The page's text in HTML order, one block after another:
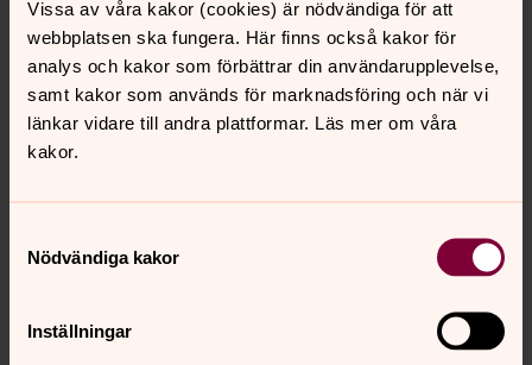
Vissa av våra kakor (cookies) är nödvändiga för att
webbplatsen ska fungera. Här finns också kakor för
analys och kakor som förbättrar din användarupplevelse,
samt kakor som används för marknadsföring och när vi
länkar vidare till andra plattformar. Läs mer om våra
kakor.
Nödvändiga kakor
Inställningar
i Tornrummet onsdagar kl 19:15-20:00
Söndagsskola Stensjökyrkan
Stensjökyrkan. Varje söndag kl 10, samtidigt som
gudstjänsten. Ingen anmälan.
Söndagsbibel Fässberg församling
Söndagar en gång i månaden efter högmässan i